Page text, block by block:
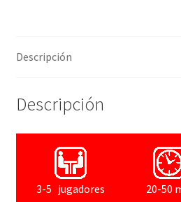
Descripción
Descripción
3-5 jugadores 20-50